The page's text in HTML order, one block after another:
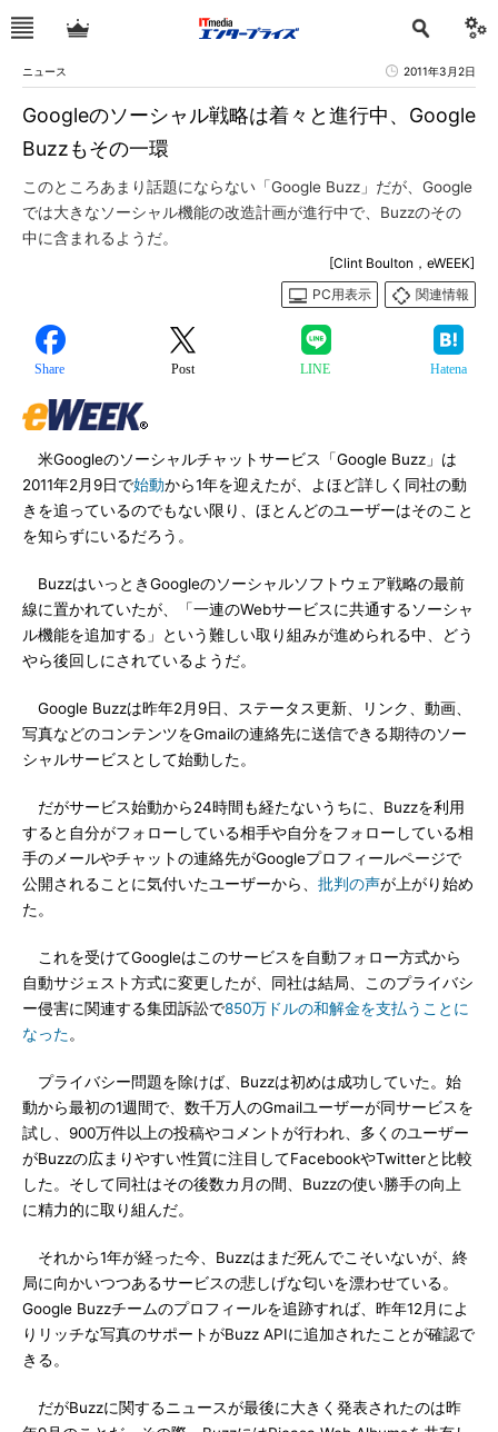
ニュース 2011年3月2日
Googleのソーシャル戦略は着々と進行中、Google
Buzzもその一環
このところあまり話題にならない「Google Buzz」だが、Google
では大きなソーシャル機能の改造計画が進行中で、Buzzのその
中に含まれるようだ。
[Clint Boulton，eWEEK]
PC用表示
関連情報
Share Post LINE Hatena
米Googleのソーシャルチャットサービス「Google Buzz」は
2011年2月9日で始動から1年を迎えたが、よほど詳しく同社の動
きを追っているのでもない限り、ほとんどのユーザーはそのこと
を知らずにいるだろう。
BuzzはいっときGoogleのソーシャルソフトウェア戦略の最前
線に置かれていたが、「一連のWebサービスに共通するソーシャ
ル機能を追加する」という難しい取り組みが進められる中、どう
やら後回しにされているようだ。
Google Buzzは昨年2月9日、ステータス更新、リンク、動画、
写真などのコンテンツをGmailの連絡先に送信できる期待のソー
シャルサービスとして始動した。
だがサービス始動から24時間も経たないうちに、Buzzを利用
すると自分がフォローしている相手や自分をフォローしている相
手のメールやチャットの連絡先がGoogleプロフィールページで
公開されることに気付いたユーザーから、 批判の声が上がり始め
た。
これを受けてGoogleはこのサービスを自動フォロー方式から
自動サジェスト方式に変更したが、同社は結局、このプライバシ
ー侵害に関連する集団訴訟で850万ドルの和解金を支払うことに
なった。
プライバシー問題を除けば、Buzzは初めは成功していた。始
動から最初の1週間で、数千万人のGmailユーザーが同サービスを
試し、900万件以上の投稿やコメントが行われ、多くのユーザー
がBuzzの広まりやすい性質に注目してFacebookやTwitterと比較
した。そして同社はその後数カ月の間、Buzzの使い勝手の向上
に精力的に取り組んだ。
それから1年が経った今、Buzzはまだ死んでこそいないが、終
局に向かいつつあるサービスの悲しげな匂いを漂わせている。
Google Buzzチームのプロフィールを追跡すれば、昨年12月によ
りリッチな写真のサポートがBuzz APIに追加されたことが確認で
きる。
だがBuzzに関するニュースが最後に大きく発表されたのは昨